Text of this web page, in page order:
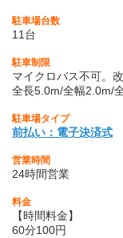
駐車場台数
11台
駐車制限
マイクロバス不可。改
全長5.0m/全幅2.0m/
駐車場タイプ
前払い：電子決済式
営業時間
24時間営業
料金
【時間料金】
60分100円